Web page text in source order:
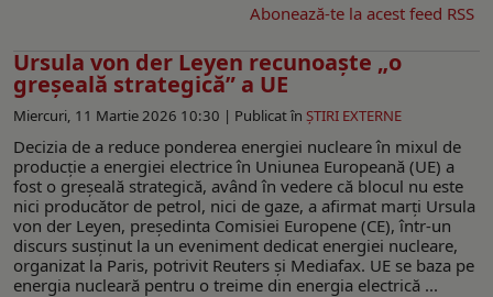
Abonează-te la acest feed RSS
Ursula von der Leyen recunoaște „o
greșeală strategică” a UE
Miercuri, 11 Martie 2026 10:30 | Publicat în ŞTIRI EXTERNE
Decizia de a reduce ponderea energiei nucleare în mixul de
producție a energiei electrice în Uniunea Europeană (UE) a
fost o greșeală strategică, având în vedere că blocul nu este
nici producător de petrol, nici de gaze, a afirmat marți Ursula
von der Leyen, președinta Comisiei Europene (CE), într-un
discurs susținut la un eveniment dedicat energiei nucleare,
organizat la Paris, potrivit Reuters și Mediafax. UE se baza pe
energia nucleară pentru o treime din energia electrică ...